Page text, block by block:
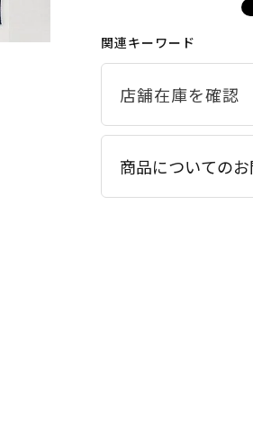
関連キーワード
商品についての